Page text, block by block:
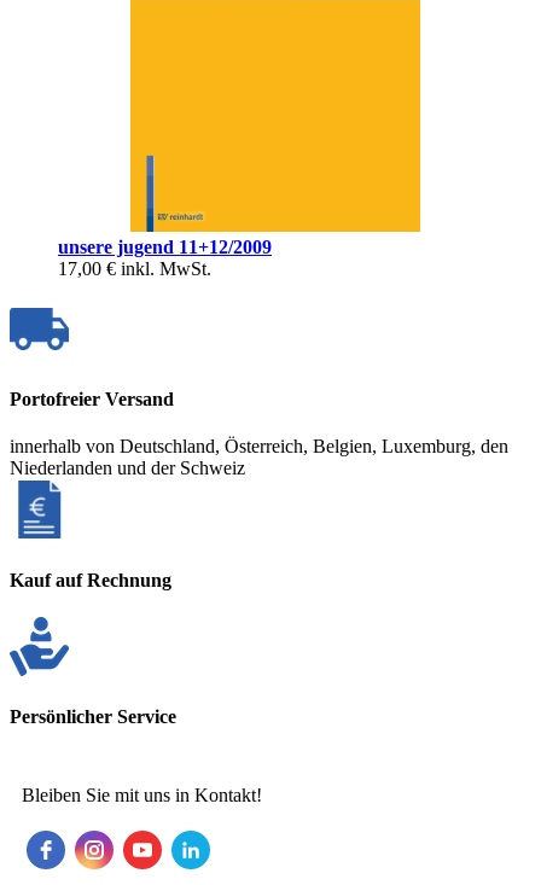
unsere jugend 11+12/2009
17,00 € inkl. MwSt.
Portofreier Versand
innerhalb von Deutschland, Österreich, Belgien, Luxemburg, den
Niederlanden und der Schweiz
Kauf auf Rechnung
Persönlicher Service
Bleiben Sie mit uns in Kontakt!